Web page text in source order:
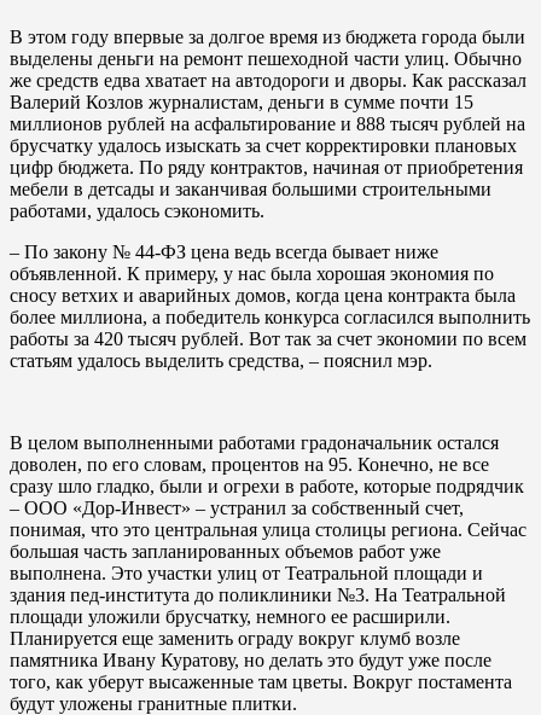
В этом году впервые за долгое время из бюджета города были
выделены деньги на ремонт пешеходной части улиц. Обычно
же средств едва хватает на автодороги и дворы. Как рассказал
Валерий Козлов журналистам, деньги в сумме почти 15
миллионов рублей на асфальтирование и 888 тысяч рублей на
брусчатку удалось изыскать за счет корректировки плановых
цифр бюджета. По ряду контрактов, начиная от приобретения
мебели в детсады и заканчивая большими строительными
работами, удалось сэкономить.
– По закону № 44-ФЗ цена ведь всегда бывает ниже
объявленной. К примеру, у нас была хорошая экономия по
сносу ветхих и аварийных домов, когда цена контракта была
более миллиона, а победитель конкурса согласился выполнить
работы за 420 тысяч рублей. Вот так за счет экономии по всем
статьям удалось выделить средства, – пояснил мэр.
В целом выполненными работами градоначальник остался
доволен, по его словам, процентов на 95. Конечно, не все
сразу шло гладко, были и огрехи в работе, которые подрядчик
– ООО «Дор-Инвест» – устранил за собственный счет,
понимая, что это центральная улица столицы региона. Сейчас
большая часть запланированных объемов работ уже
выполнена. Это участки улиц от Театральной площади и
здания пед-института до поликлиники №3. На Театральной
площади уложили брусчатку, немного ее расширили.
Планируется еще заменить ограду вокруг клумб возле
памятника Ивану Куратову, но делать это будут уже после
того, как уберут высаженные там цветы. Вокруг постамента
будут уложены гранитные плитки.